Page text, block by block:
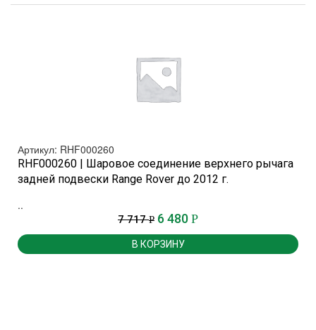
Артикул: RHF000260
RHF000260 | Шаровое соединение верхнего рычага
задней подвески Range Rover до 2012 г.
..
7 717Р 6 480 Р
В КОРЗИНУ